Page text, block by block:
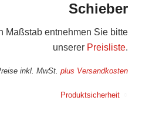
Schieber
Maßstab entnehmen Sie bitte
unserer Preisliste.
inkl. MwSt.plus Versandkosten
Produktsicherheit